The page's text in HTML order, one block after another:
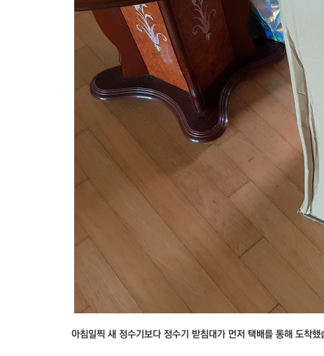
아침일찍 새 정수기보다 정수기 받침대가 먼저 택배를 통해 도착했